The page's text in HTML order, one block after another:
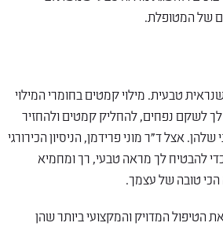
של המטופלת.
טבעית. מילוי קמטים בחומרי המילוי
לך לשקם נפחים, להחליק קמטים ולהחזיר
אצל ד"ר מוני פרידמן, הניסיון הכירורגי
להבטיח לך מראה טבעי, רך ומחמיא
הכי טובה של עצמך.
הטיפול המדויק והמקצועי ביותר שהן